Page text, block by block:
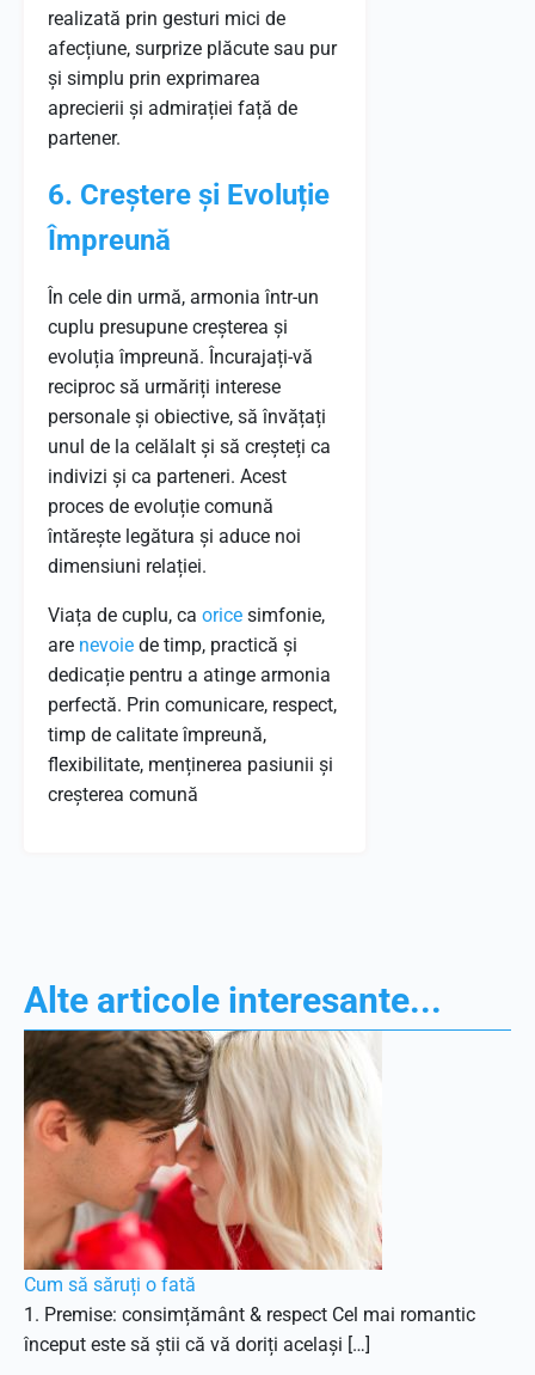
realizată prin gesturi mici de
afecțiune, surprize plăcute sau pur
și simplu prin exprimarea
aprecierii și admirației față de
partener.
6. Creștere și Evoluție
Împreună
În cele din urmă, armonia într-un
cuplu presupune creșterea și
evoluția împreună. Încurajați-vă
reciproc să urmăriți interese
personale și obiective, să învățați
unul de la celălalt și să creșteți ca
indivizi și ca parteneri. Acest
proces de evoluție comună
întărește legătura și aduce noi
dimensiuni relației.
Viața de cuplu, ca orice simfonie,
are nevoie de timp, practică și
dedicație pentru a atinge armonia
perfectă. Prin comunicare, respect,
timp de calitate împreună,
flexibilitate, menținerea pasiunii și
creșterea comună
Alte articole interesante...
Cum să săruți o fată
1. Premise: consimțământ & respect Cel mai romantic
început este să știi că vă doriți același […]